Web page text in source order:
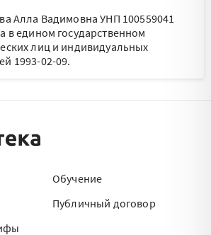
Алла Вадимовна УНП 100559041
в едином государственном
лиц и индивидуальных
1993-02-09.
Обучение
Публичный договор